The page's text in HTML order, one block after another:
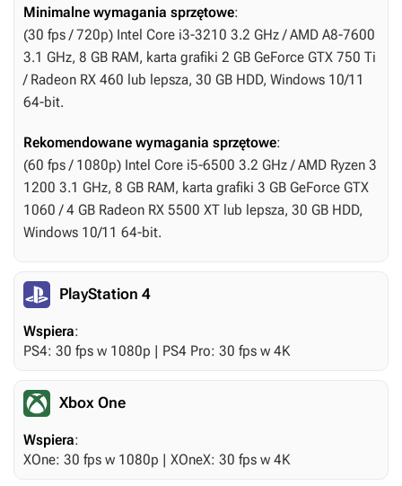
Minimalne wymagania sprzętowe:
(30 fps / 720p) Intel Core i3-3210 3.2 GHz / AMD A8-7600
3.1 GHz, 8 GB RAM, karta grafiki 2 GB GeForce GTX 750 Ti
/ Radeon RX 460 lub lepsza, 30 GB HDD, Windows 10/11
64-bit.
Rekomendowane wymagania sprzętowe:
(60 fps / 1080p) Intel Core i5-6500 3.2 GHz / AMD Ryzen 3
1200 3.1 GHz, 8 GB RAM, karta grafiki 3 GB GeForce GTX
1060 / 4 GB Radeon RX 5500 XT lub lepsza, 30 GB HDD,
Windows 10/11 64-bit.
PlayStation 4
Wspiera:
PS4: 30 fps w 1080p | PS4 Pro: 30 fps w 4K
Xbox One
Wspiera:
XOne: 30 fps w 1080p | XOneX: 30 fps w 4K